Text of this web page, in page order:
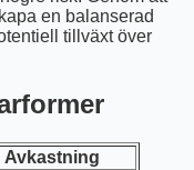
en balanserad
tillväxt över
Avkastning